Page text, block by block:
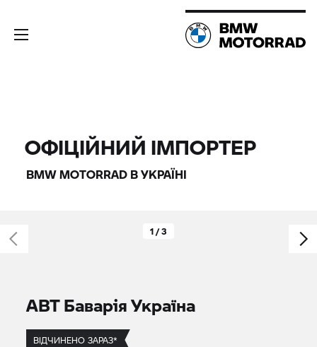
ОФІЦІЙНИЙ ІМПОРТЕР
BMW MOTORRAD В УКРАЇНІ
1 / 3
АВТ Баварія Україна
ВІДЧИНЕНО ЗАРАЗ*